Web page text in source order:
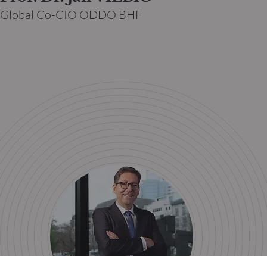
Global Co-CIO ODDO BHF